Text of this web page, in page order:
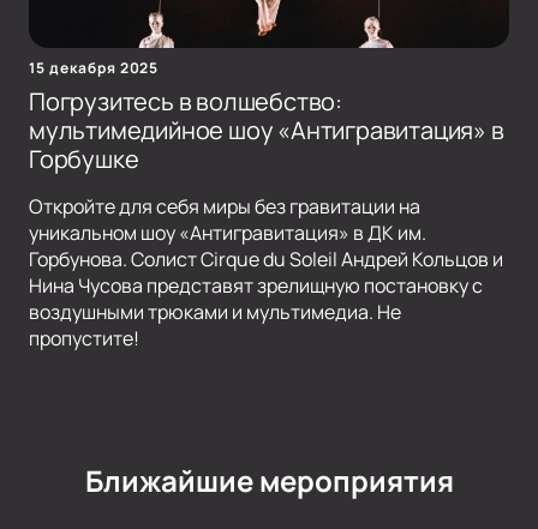
15 декабря 2025
Погрузитесь в волшебство:
мультимедийное шоу «Антигравитация» в
Горбушке
Откройте для себя миры без гравитации на
уникальном шоу «Антигравитация» в ДК им.
Горбунова. Солист Cirque du Soleil Андрей Кольцов и
Нина Чусова представят зрелищную постановку с
воздушными трюками и мультимедиа. Не
пропустите!
Ближайшие мероприятия